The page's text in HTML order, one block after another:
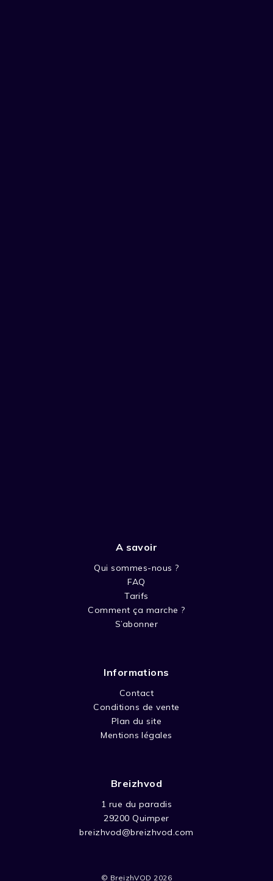
A savoir
Qui sommes-nous ?
FAQ
Tarifs
Comment ça marche ?
S’abonner
Informations
Contact
Conditions de vente
Plan du site
Mentions légales
Breizhvod
1 rue du paradis
29200 Quimper
breizhvod@breizhvod.com
© BreizhVOD 2026